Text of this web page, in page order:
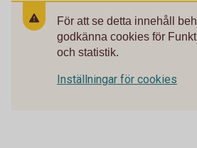
För att se detta innehåll
godkänna cookies för
och statistik.
Inställningar för cookies